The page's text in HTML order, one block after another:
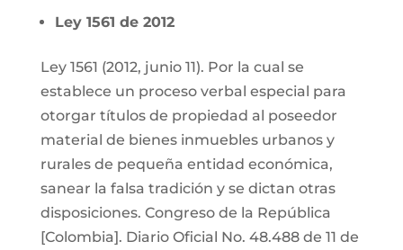
Ley 1561 de 2012
Ley 1561 (2012, junio 11). Por la cual se
establece un proceso verbal especial para
otorgar títulos de propiedad al poseedor
material de bienes inmuebles urbanos y
rurales de pequeña entidad económica,
sanear la falsa tradición y se dictan otras
disposiciones. Congreso de la República
[Colombia]. Diario Oficial No. 48.488 de 11 de